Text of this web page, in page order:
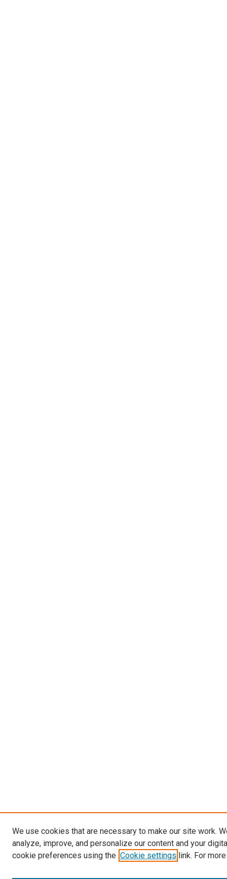
We use cookies that are necessary to make our site work.
analyze, improve, and personalize our content and your
cookie preferences using the Cookie settings link. For